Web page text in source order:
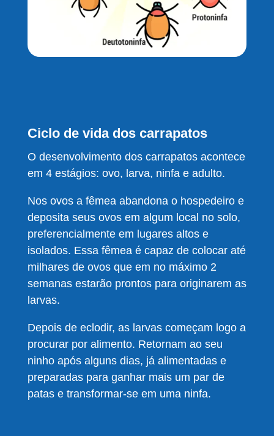
Ciclo de vida dos carrapatos
O desenvolvimento dos carrapatos acontece
em 4 estágios: ovo, larva, ninfa e adulto.
Nos ovos a fêmea abandona o hospedeiro e
deposita seus ovos em algum local no solo,
preferencialmente em lugares altos e
isolados. Essa fêmea é capaz de colocar até
milhares de ovos que em no máximo 2
semanas estarão prontos para originarem as
larvas.
Depois de eclodir, as larvas começam logo a
procurar por alimento. Retornam ao seu
ninho após alguns dias, já alimentadas e
preparadas para ganhar mais um par de
patas e transformar-se em uma ninfa.